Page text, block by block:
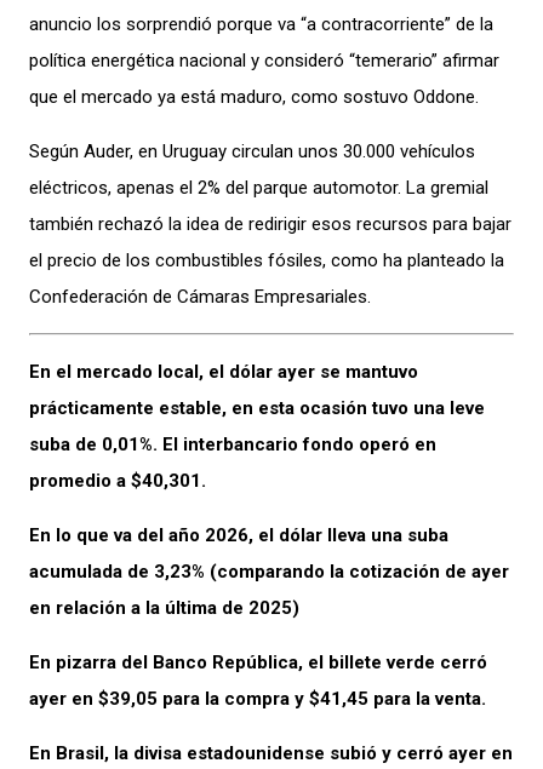
anuncio los sorprendió porque va “a contracorriente” de la
política energética nacional y consideró “temerario” afirmar
que el mercado ya está maduro, como sostuvo Oddone.
Según Auder, en Uruguay circulan unos 30.000 vehículos
eléctricos, apenas el 2% del parque automotor. La gremial
también rechazó la idea de redirigir esos recursos para bajar
el precio de los combustibles fósiles, como ha planteado la
Confederación de Cámaras Empresariales.
En el mercado local, el dólar ayer se mantuvo
prácticamente estable, en esta ocasión tuvo una leve
suba de 0,01%. El interbancario fondo operó en
promedio a $40,301.
En lo que va del año 2026, el dólar lleva una suba
acumulada de 3,23% (comparando la cotización de ayer
en relación a la última de 2025)
En pizarra del Banco República, el billete verde cerró
ayer en $39,05 para la compra y $41,45 para la venta.
En Brasil, la divisa estadounidense subió y cerró ayer en